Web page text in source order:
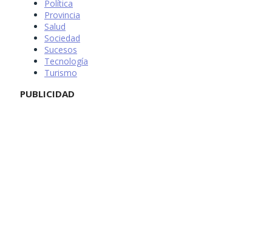
Política
Provincia
Salud
Sociedad
Sucesos
Tecnología
Turismo
PUBLICIDAD